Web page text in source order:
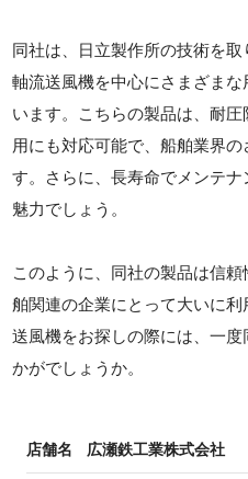
同社は、日立製作所の技術を取
軸流送風機を中心にさまざま
います。こちらの製品は、耐
用にも対応可能で、船舶業界
す。さらに、長寿命でメンテ
魅力でしょう。
このように、同社の製品は信
舶関連の企業にとって大いに
送風機をお探しの際には、一
かがでしょうか。
店舗名 広瀬鉄工業株式会社